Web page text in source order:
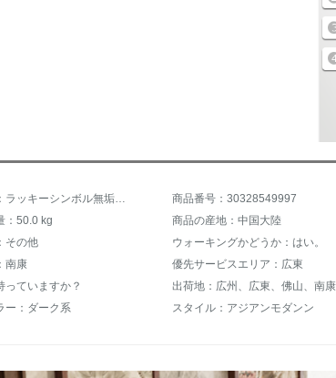
商品名称：ラッキーシンボル無垢材ソファ客間収納ソファアジアンモダンン冬夏用冷暖貯蔵物回転角ドレーリビング家具回転角小戸型セットソファ胡桃色独立1人掛け 商品番号：30328549997
：50.0 kg
商品の産地：中国大陸
その他
ウォーキングかどうか：はい。
南康
優先サービスエリア：広東
っていますか？
ー：ダーク系
スタイル：アジアンモダンン